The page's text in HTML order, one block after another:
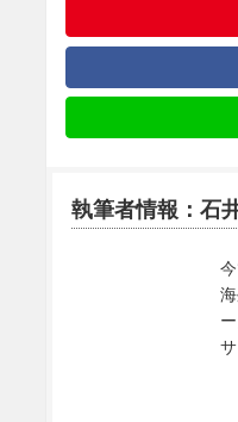
執筆者情報：石